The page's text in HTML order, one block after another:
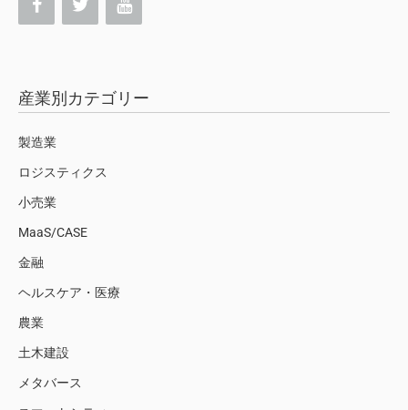
産業別カテゴリー
製造業
ロジスティクス
小売業
MaaS/CASE
金融
ヘルスケア・医療
農業
土木建設
メタバース